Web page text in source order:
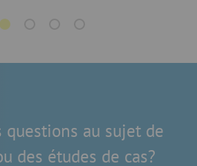
questions au sujet de
des études de cas?